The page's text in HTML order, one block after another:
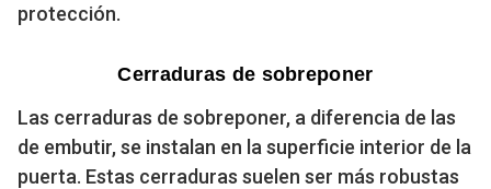
protección.
Cerraduras de sobreponer
Las cerraduras de sobreponer, a diferencia de las
de embutir, se instalan en la superficie interior de la
puerta. Estas cerraduras suelen ser más robustas